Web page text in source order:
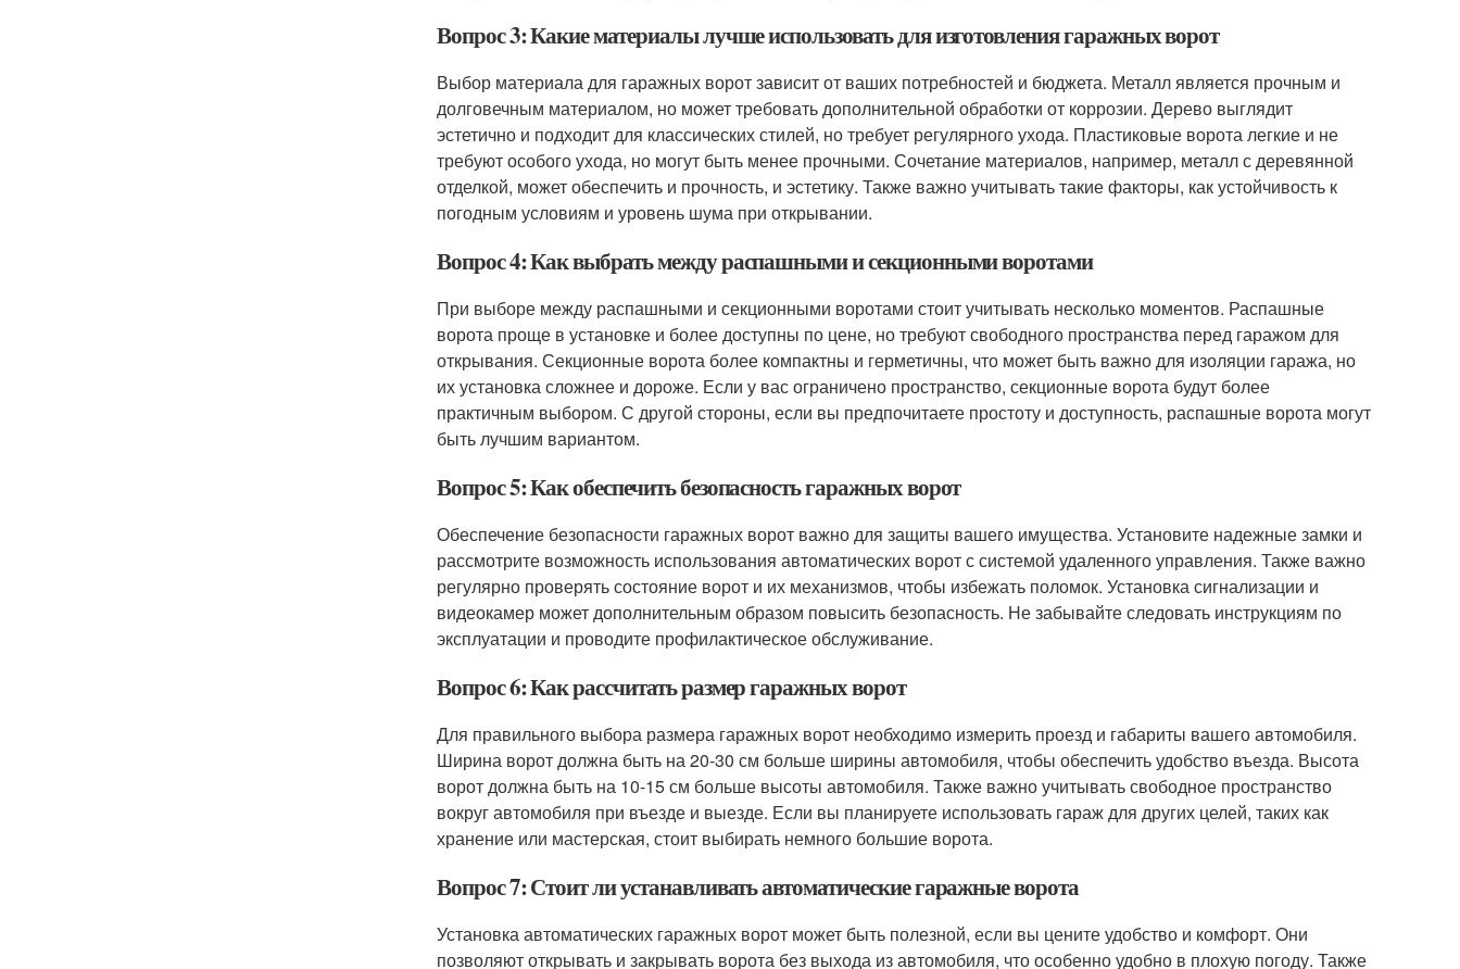
Вопрос 3: Какие материалы лучше использовать для изготовления гаражных ворот
Выбор материала для гаражных ворот зависит от ваших потребностей и бюджета. Металл является прочным и
долговечным материалом, но может требовать дополнительной обработки от коррозии. Дерево выглядит
эстетично и подходит для классических стилей, но требует регулярного ухода. Пластиковые ворота легкие и не
требуют особого ухода, но могут быть менее прочными. Сочетание материалов, например, металл с деревянной
отделкой, может обеспечить и прочность, и эстетику. Также важно учитывать такие факторы, как устойчивость к
погодным условиям и уровень шума при открывании.
Вопрос 4: Как выбрать между распашными и секционными воротами
При выборе между распашными и секционными воротами стоит учитывать несколько моментов. Распашные
ворота проще в установке и более доступны по цене, но требуют свободного пространства перед гаражом для
открывания. Секционные ворота более компактны и герметичны, что может быть важно для изоляции гаража, но
их установка сложнее и дороже. Если у вас ограничено пространство, секционные ворота будут более
практичным выбором. С другой стороны, если вы предпочитаете простоту и доступность, распашные ворота могут
быть лучшим вариантом.
Вопрос 5: Как обеспечить безопасность гаражных ворот
Обеспечение безопасности гаражных ворот важно для защиты вашего имущества. Установите надежные замки и
рассмотрите возможность использования автоматических ворот с системой удаленного управления. Также важно
регулярно проверять состояние ворот и их механизмов, чтобы избежать поломок. Установка сигнализации и
видеокамер может дополнительным образом повысить безопасность. Не забывайте следовать инструкциям по
эксплуатации и проводите профилактическое обслуживание.
Вопрос 6: Как рассчитать размер гаражных ворот
Для правильного выбора размера гаражных ворот необходимо измерить проезд и габариты вашего автомобиля.
Ширина ворот должна быть на 20-30 см больше ширины автомобиля, чтобы обеспечить удобство въезда. Высота
ворот должна быть на 10-15 см больше высоты автомобиля. Также важно учитывать свободное пространство
вокруг автомобиля при въезде и выезде. Если вы планируете использовать гараж для других целей, таких как
хранение или мастерская, стоит выбирать немного большие ворота.
Вопрос 7: Стоит ли устанавливать автоматические гаражные ворота
Установка автоматических гаражных ворот может быть полезной, если вы цените удобство и комфорт. Они
позволяют открывать и закрывать ворота без выхода из автомобиля, что особенно удобно в плохую погоду. Также